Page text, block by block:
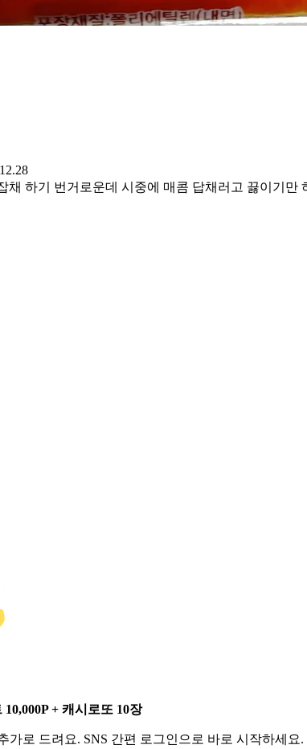
채 하기 번거로운데 시중에 매콤 답채러고 끓이기
10,000P + 캐시로또 10장
가로 드려요. SNS 간편 로그인으로 바로 시작하세요.